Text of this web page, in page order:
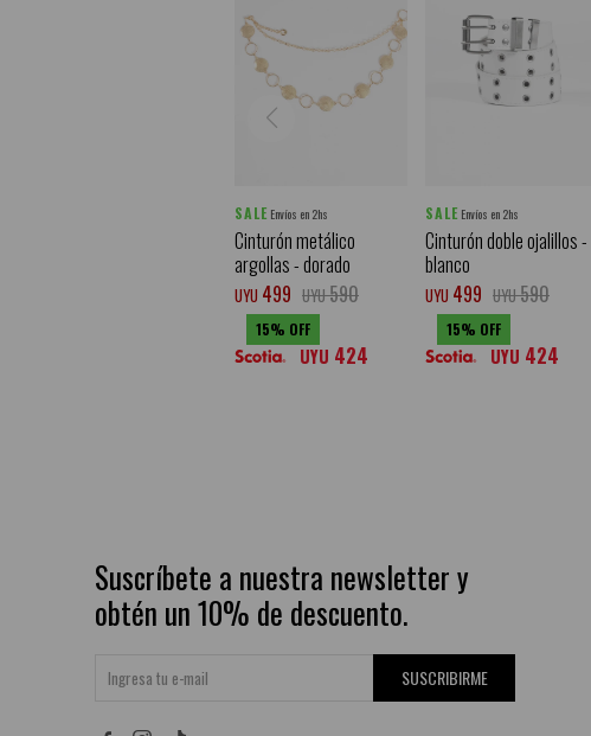
SALE Envíos en 2hs
Cinturón metálico
argollas - dorado
UYU 499 UYU590
15
UYU 424
SALE Envíos en 2hs
Cinturón doble ojalillos -
blanco
UYU 499 UYU590
15
UYU 424
Suscríbete a nuestra newsletter y
obtén un 10% de descuento.
SUSCRIBIRME